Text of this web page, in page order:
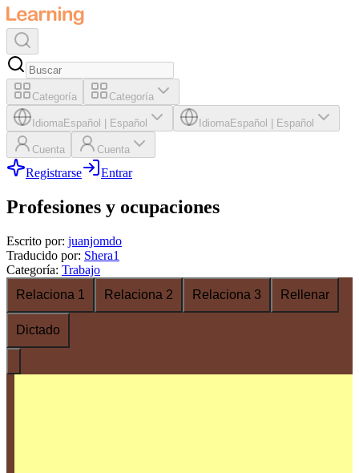
Categoría Categoría
IdiomaEspañol Español IdiomaEspañol Español
Cuenta Cuenta
Registrarse Entrar
Profesiones y ocupaciones
Escrito por: juanjomdo
Traducido por: Shera1
Categoría: Trabajo
Relaciona 1
Relaciona 2 Relaciona 3 Rellenar
Dictado